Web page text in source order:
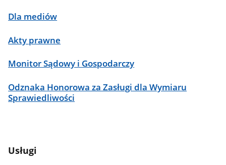
Dla mediów
Akty prawne
Monitor Sądowy i Gospodarczy
Odznaka Honorowa za Zasługi dla Wymiaru
Sprawiedliwości
Usługi